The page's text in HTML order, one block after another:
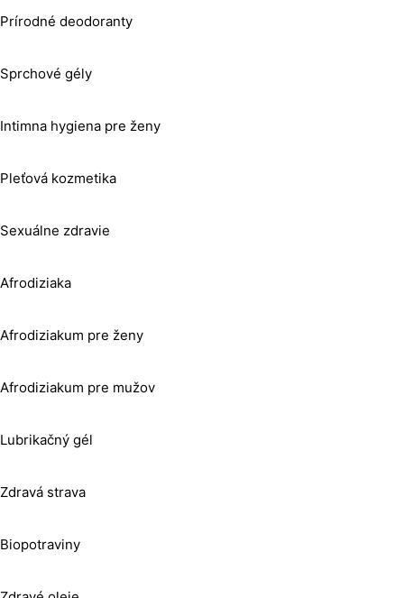
Prírodné deodoranty
Sprchové gély
Intimna hygiena pre ženy
Pleťová kozmetika
Sexuálne zdravie
Afrodiziaka
Afrodiziakum pre ženy
Afrodiziakum pre mužov
Lubrikačný gél
Zdravá strava
Biopotraviny